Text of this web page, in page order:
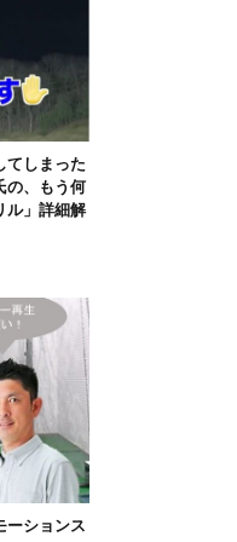
てしまった
、もう何
ル」詳細解
ーションス